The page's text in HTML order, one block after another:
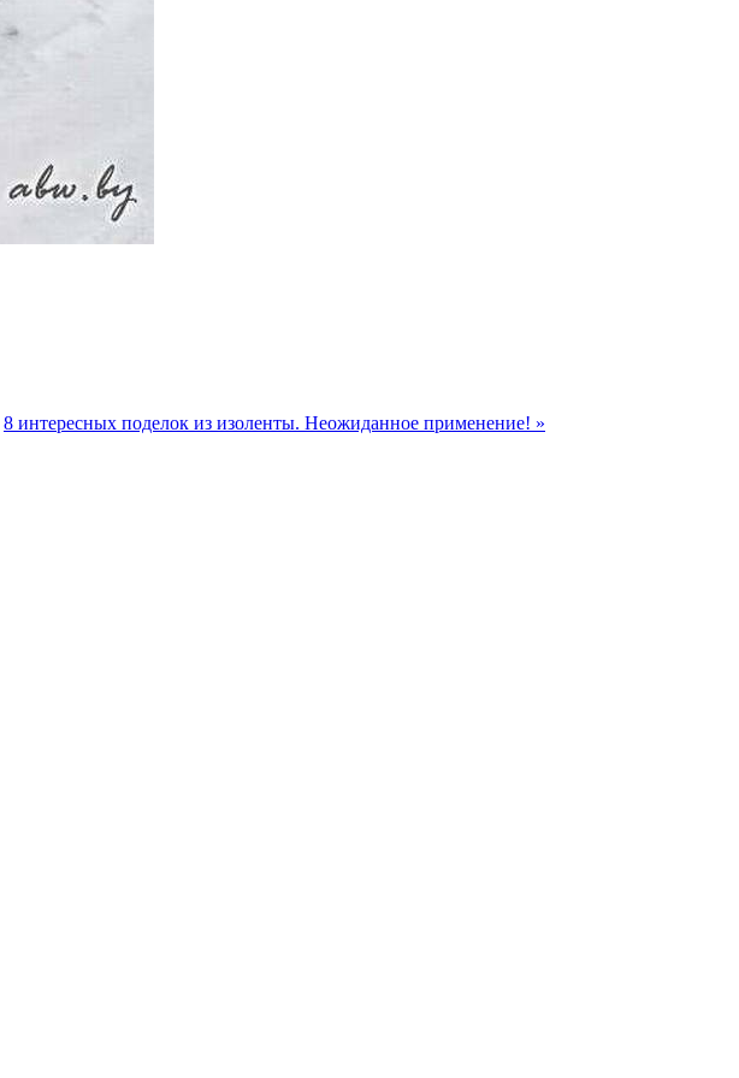
8 интересных поделок из изоленты. Неожиданное применение! »